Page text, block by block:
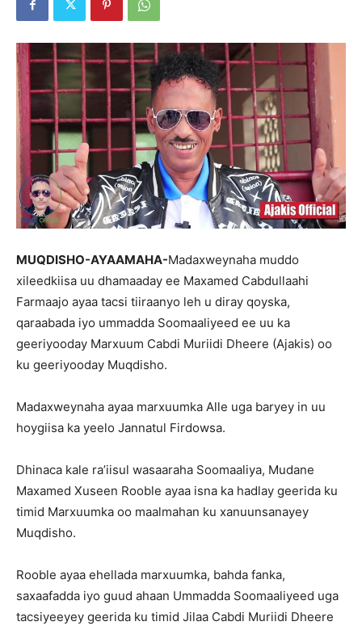
MUQDISHO-AYAAMAHA-Madaxweynaha muddo
xileedkiisa uu dhamaaday ee Maxamed Cabdullaahi
Farmaajo ayaa tacsi tiiraanyo leh u diray qoyska,
qaraabada iyo ummadda Soomaaliyeed ee uu ka
geeriyooday Marxuum Cabdi Muriidi Dheere (Ajakis) oo
ku geeriyooday Muqdisho.
Madaxweynaha ayaa marxuumka Alle uga baryey in uu
hoygiisa ka yeelo Jannatul Firdowsa.
Dhinaca kale ra’iisul wasaaraha Soomaaliya, Mudane
Maxamed Xuseen Rooble ayaa isna ka hadlay geerida ku
timid Marxuumka oo maalmahan ku xanuunsanayey
Muqdisho.
Rooble ayaa ehellada marxuumka, bahda fanka,
saxaafadda iyo guud ahaan Ummadda Soomaaliyeed uga
tacsiyeeyey geerida ku timid Jilaa Cabdi Muriidi Dheere